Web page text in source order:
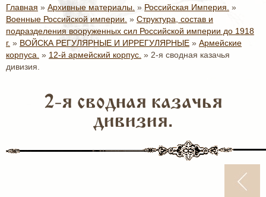
Главная » Архивные материалы. » Российская Империя. »
Военные Российской империи. » Структура, состав и
подразделения вооруженных сил Российской империи до 1918
г. » ВОЙСКА РЕГУЛЯРНЫЕ И ИРРЕГУЛЯРНЫЕ » Армейские
корпуса. » 12-й армейский корпус. » 2-я сводная казачья
дивизия.
2-я сводная казачья
дивизия.